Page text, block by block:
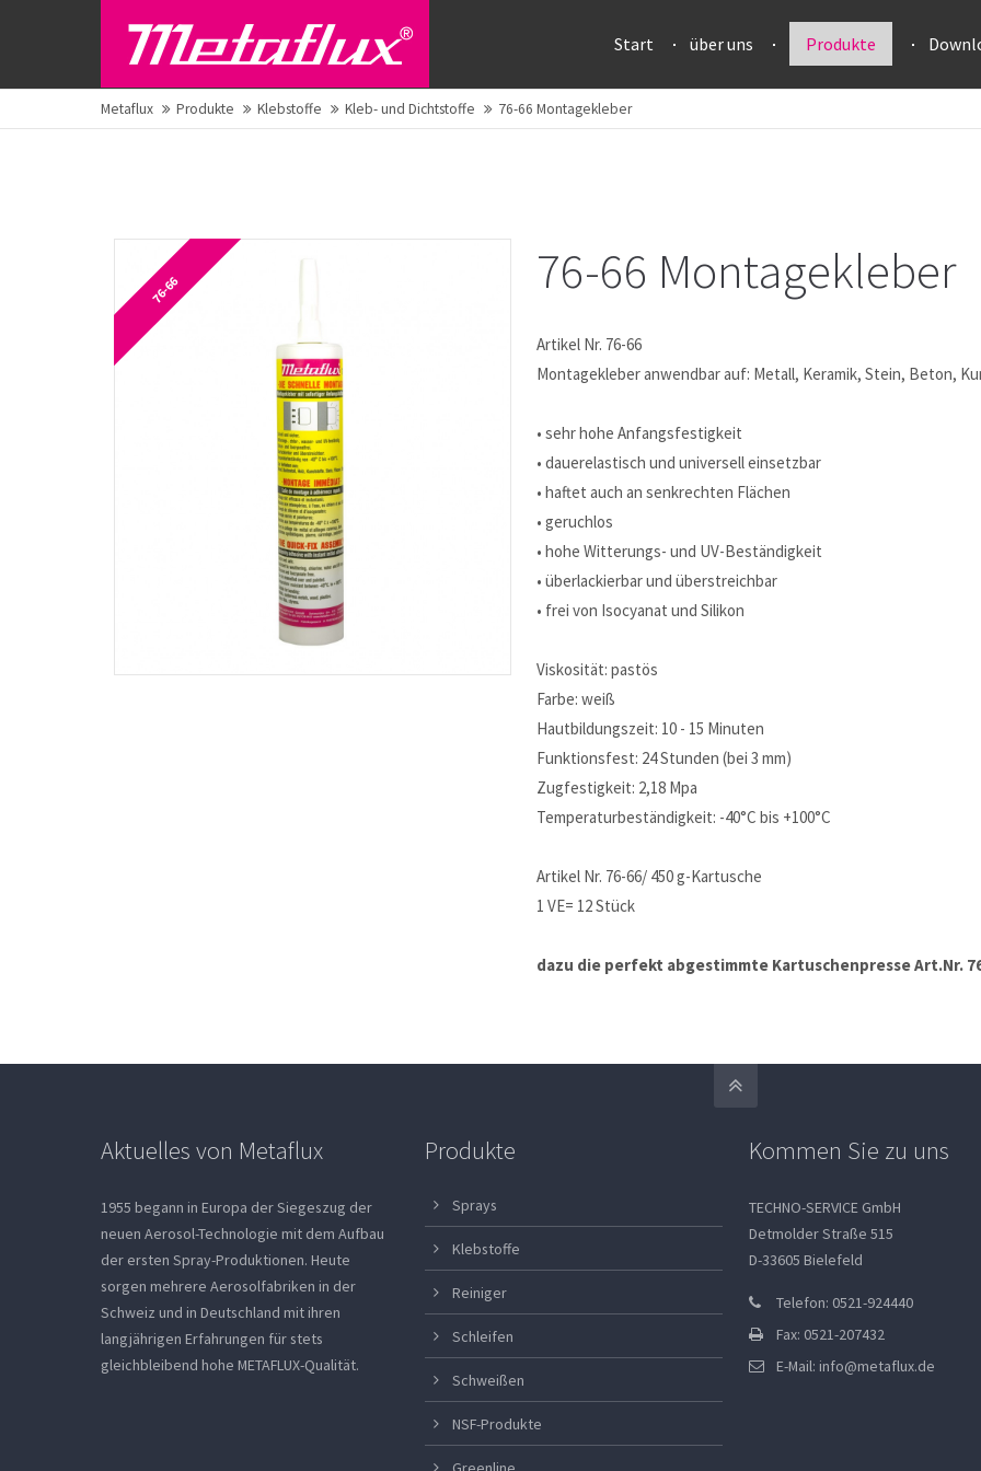
Start über uns Produkte
Metaflux Produkte Klebstoffe Kleb- und Dichtstoffe 76-66 Montagekleber
76-66 76-66 Montagekleber
Artikel Nr. 76-66
Montagekleber anwendbar auf: Metall, Keramik, Stein, Beton,
• sehr hohe Anfangsfestigkeit
• dauerelastisch und universell einsetzbar
• haftet auch an senkrechten Flächen
• geruchlos
• hohe Witterungs- und UV-Beständigkeit
• überlackierbar und überstreichbar
• frei von Isocyanat und Silikon
Viskosität: pastös
Farbe: weiß
Hautbildungszeit: 10 - 15 Minuten
Funktionsfest: 24 Stunden (bei 3 mm)
Zugfestigkeit: 2,18 Mpa
Temperaturbeständigkeit: -40°C bis +100°C
Artikel Nr. 76-66/ 450 g-Kartusche
1 VE= 12 Stück
dazu die perfekt abgestimmte Kartuschenpresse Art.Nr.
Aktuelles von Metaflux
1955 begann in Europa der Siegeszug der
neuen Aerosol-Technologie mit dem Aufbau
der ersten Spray-Produktionen. Heute
sorgen mehrere Aerosolfabriken in der
Schweiz und in Deutschland mit ihren
langjährigen Erfahrungen für stets
gleichbleibend hohe METAFLUX-Qualität.
Produkte
Sprays
Klebstoffe
Reiniger
Schleifen
Schweißen
NSF-Produkte
Kommen Sie zu uns
TECHNO-SERVICE GmbH
Detmolder Straße 515
D-33605 Bielefeld
Telefon: 0521-924440
Fax: 0521-207432
E-Mail:info@metaflux.de